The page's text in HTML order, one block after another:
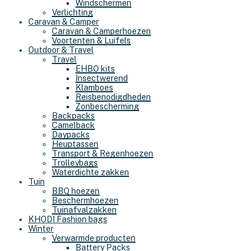
Windschermen
Verlichting
Caravan & Camper
Caravan & Camperhoezen
Voortenten & Luifels
Outdoor & Travel
Travel
EHBO kits
Insectwerend
Klamboes
Reisbenodigdheden
Zonbescherming
Backpacks
Camelback
Daypacks
Heuptassen
Transport & Regenhoezen
Trolleybags
Waterdichte zakken
Tuin
BBQ hoezen
Beschermhoezen
Tuinafvalzakken
KHODI Fashion bags
Winter
Verwarmde producten
Battery Packs